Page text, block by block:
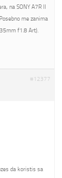
na SONY A7R II
me zanima
f1.8 Art).
#12377
da koristis sa